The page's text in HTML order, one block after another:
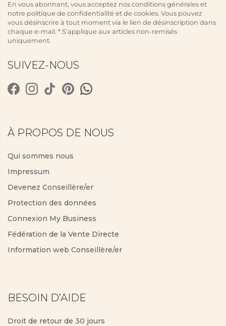
En vous abonnant, vous acceptez nos conditions générales et
notre politique de confidentialité et de cookies. Vous pouvez
vous désinscrire à tout moment via le lien de désinscription dans
chaque e-mail. * S'applique aux articles non-remisés
uniquement.
SUIVEZ-NOUS
À PROPOS DE NOUS
Qui sommes nous
Impressum
Devenez Conseillère/er
Protection des données
Connexion My Business
Fédération de la Vente Directe
Information web Conseillère/er
BESOIN D’AIDE
Droit de retour de 30 jours